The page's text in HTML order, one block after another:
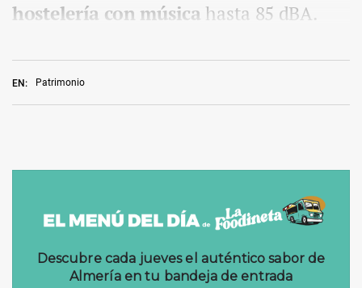
EN: Patrimonio
hostelería con música hasta 85 dBA.